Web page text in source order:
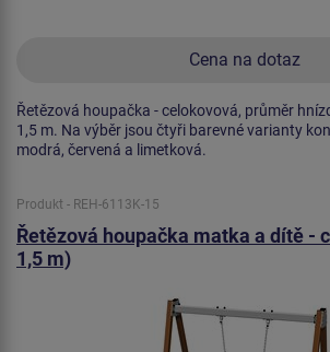
Cena na dotaz
Řetězová houpačka - celokovová, průměr
1,5 m. Na výběr jsou čtyři barevné varianty
modrá, červená a limetková.
Produkt - REH-6113K-15
Řetězová houpačka matka a dítě -
1,5 m)